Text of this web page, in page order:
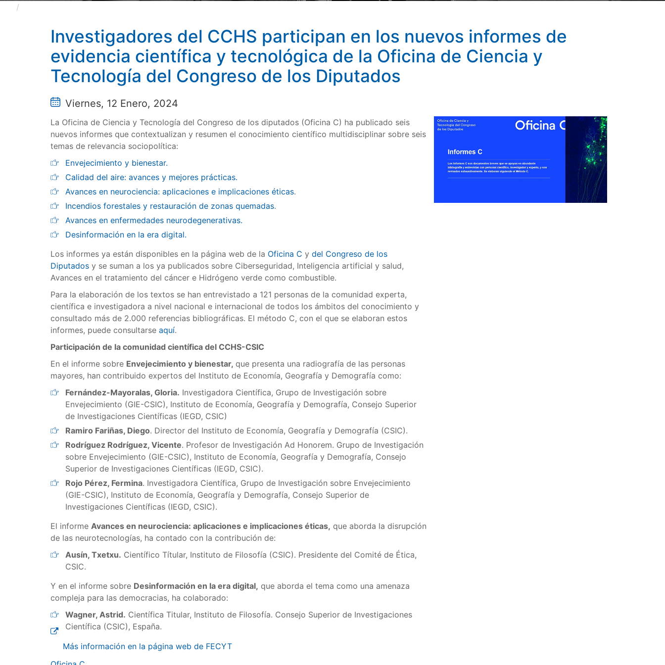
Investigadores del CCHS participan en los nuevos informes de
evidencia científica y tecnológica de la Oficina de Ciencia y
Tecnología del Congreso de los Diputados
Viernes, 12 Enero, 2024
La Oficina de Ciencia y Tecnología del Congreso de los diputados (Oficina C) ha publicado seis
nuevos informes que contextualizan y resumen el conocimiento científico multidisciplinar sobre seis
temas de relevancia sociopolítica:
Envejecimiento y bienestar.
Calidad del aire: avances y mejores prácticas.
Avances en neurociencia: aplicaciones e implicaciones éticas.
Incendios forestales y restauración de zonas quemadas.
Avances en enfermedades neurodegenerativas.
Desinformación en la era digital.
Los informes ya están disponibles en la página web de la Oficina C y del Congreso de los
Diputados y se suman a los ya publicados sobre Ciberseguridad, Inteligencia artificial y salud,
Avances en el tratamiento del cáncer e Hidrógeno verde como combustible.
Para la elaboración de los textos se han entrevistado a 121 personas de la comunidad experta,
científica e investigadora a nivel nacional e internacional de todos los ámbitos del conocimiento y
consultado más de 2.000 referencias bibliográficas. El método C, con el que se elaboran estos
informes, puede consultarse aquí.
Participación de la comunidad científica del CCHS-CSIC
En el informe sobre Envejecimiento y bienestar, que presenta una radiografía de las personas
mayores, han contribuido expertos del Instituto de Economía, Geografía y Demografía como:
Fernández-Mayoralas, Gloria. Investigadora Científica, Grupo de Investigación sobre
Envejecimiento (GIE-CSIC), Instituto de Economía, Geografía y Demografía, Consejo Superior
de Investigaciones Científicas (IEGD, CSIC)
Ramiro Fariñas, Diego. Director del Instituto de Economía, Geografía y Demografía (CSIC).
Rodríguez Rodríguez, Vicente. Profesor de Investigación Ad Honorem. Grupo de Investigación
sobre Envejecimiento (GIE-CSIC), Instituto de Economía, Geografía y Demografía, Consejo
Superior de Investigaciones Científicas (IEGD, CSIC).
Rojo Pérez, Fermina. Investigadora Científica, Grupo de Investigación sobre Envejecimiento
(GIE-CSIC), Instituto de Economía, Geografía y Demografía, Consejo Superior de
Investigaciones Científicas (IEGD, CSIC).
El informe Avances en neurociencia: aplicaciones e implicaciones éticas, que aborda la disrupción
de las neurotecnologías, ha contado con la contribución de:
Ausín, Txetxu. Científico Títular, Instituto de Filosofía (CSIC). Presidente del Comité de Ética,
CSIC.
Y en el informe sobre Desinformación en la era digital, que aborda el tema como una amenaza
compleja para las democracias, ha colaborado:
Wagner, Astrid. Científica Titular, Instituto de Filosofía. Consejo Superior de Investigaciones
Científica (CSIC), España.
Más información en la página web de FECYT